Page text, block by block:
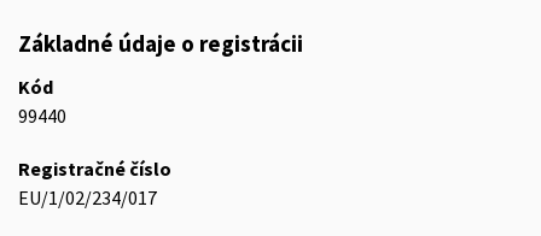
Základné údaje o registrácii
Kód
99440
Registračné číslo
EU/1/02/234/017